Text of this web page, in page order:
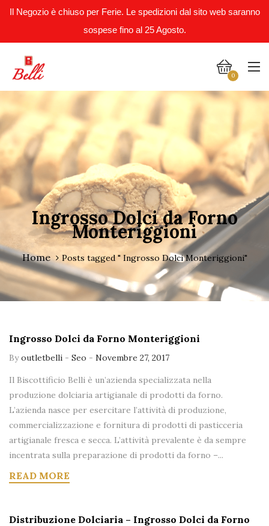
Il Negozio è chiuso per Ferie. Le spedizioni dal sito web saranno
sospese fino al 25 Agosto.
0
Ingrosso Dolci da Forno
Monteriggioni
Home Posts tagged " Ingrosso Dolci Monteriggioni"
Ingrosso Dolci da Forno Monteriggioni
Byoutletbelli - Seo - Novembre 27, 2017
Il Biscottificio Belli è un’azienda specializzata nella
produzione dolciaria artigianale di prodotti da forno.
L’azienda nasce per esercitare l’attività di produzione,
commercializzazione e fornitura di prodotti di pasticceria
artigianale fresca e secca. L’attività prevalente è da sempre
incentrata sulla preparazione di prodotti da forno –...
READ MORE
Distribuzione Dolciaria – Ingrosso Dolci da Forno